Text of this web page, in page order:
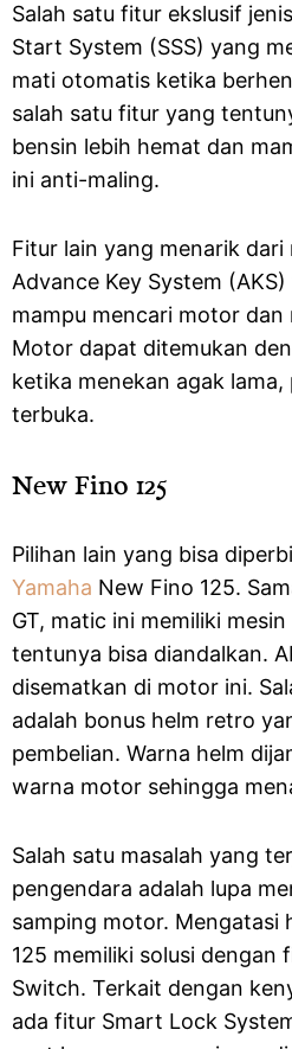
Salah satu fitur ekslusif
Start System (SSS) yang
mati otomatis ketika
salah satu fitur yang
bensin lebih hemat dan
ini anti-maling.
Fitur lain yang menarik
Advance Key System
mampu mencari motor dan
Motor dapat ditemukan
ketika menekan agak
terbuka.
New Fino 125
Pilihan lain yang bisa
Yamaha New Fino 125.
GT, matic ini memiliki
tentunya bisa diandalkan.
disematkan di motor ini.
adalah bonus helm retro
pembelian. Warna helm
warna motor sehingga
Salah satu masalah yang
pengendara adalah lupa
samping motor. Mengatasi
125 memiliki solusi dengan
Switch. Terkait dengan
ada fitur Smart Lock